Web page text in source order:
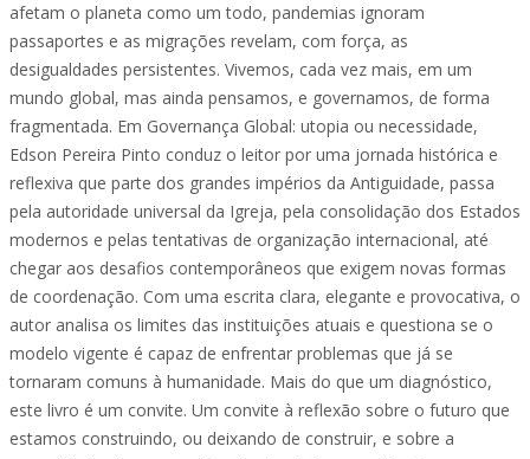
afetam o planeta como um todo, pandemias ignoram
passaportes e as migrações revelam, com força, as
desigualdades persistentes. Vivemos, cada vez mais, em um
mundo global, mas ainda pensamos, e governamos, de forma
fragmentada. Em Governança Global: utopia ou necessidade,
Edson Pereira Pinto conduz o leitor por uma jornada histórica e
reflexiva que parte dos grandes impérios da Antiguidade, passa
pela autoridade universal da Igreja, pela consolidação dos Estados
modernos e pelas tentativas de organização internacional, até
chegar aos desafios contemporâneos que exigem novas formas
de coordenação. Com uma escrita clara, elegante e provocativa, o
autor analisa os limites das instituições atuais e questiona se o
modelo vigente é capaz de enfrentar problemas que já se
tornaram comuns à humanidade. Mais do que um diagnóstico,
este livro é um convite. Um convite à reflexão sobre o futuro que
estamos construindo, ou deixando de construir, e sobre a